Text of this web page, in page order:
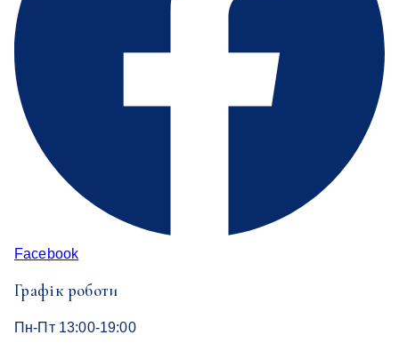
Facebook
Графік роботи
Пн-Пт 13:00-19:00